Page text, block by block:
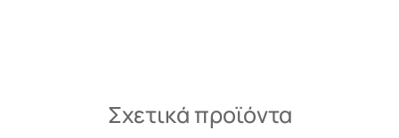
Σχετικά προϊόντα